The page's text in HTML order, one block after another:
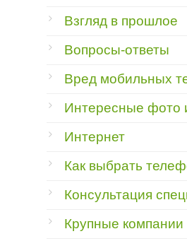
Взгляд в прошлое
Вопросы-ответы
Вред мобильных
Интересные фото
Интернет
Как выбрать
Консультация
Крупные компании